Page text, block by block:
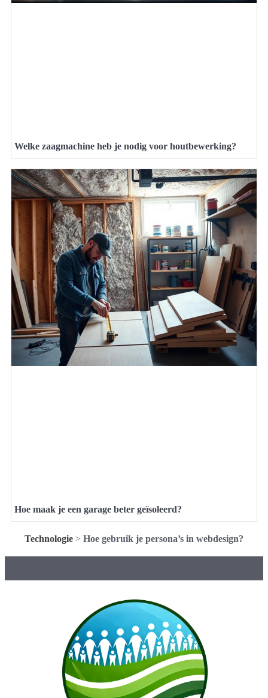
Welke zaagmachine heb je nodig voor houtbewerking?
Hoe maak je een garage beter geïsoleerd?
Technologie > Hoe gebruik je persona’s in webdesign?